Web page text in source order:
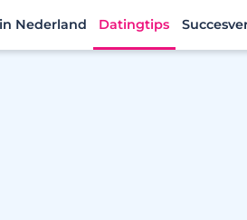
Nederland Datingtips